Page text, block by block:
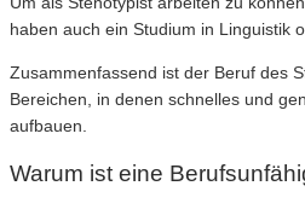
haben auch ein Studium in Linguistik
Zusammenfassend ist der Beruf des
Bereichen, in denen schnelles und
aufbauen.
Warum ist eine